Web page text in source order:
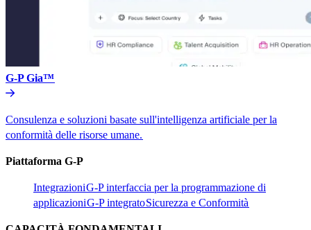
G-P Gia™​​
Consulenza e soluzioni basate sull'intelligenza artificiale per la
conformità delle risorse umane.​​
Piattaforma G-P​​
Integrazioni​​G-P interfaccia per la programmazione di
applicazioni​​G-P integrato​​Sicurezza e Conformità​​